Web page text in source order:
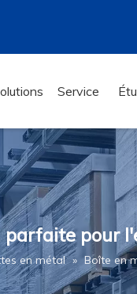
Service
pour
en métal » Boîte en